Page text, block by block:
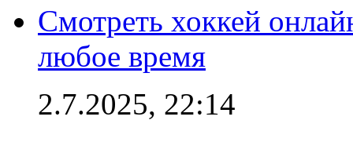
Смотреть хоккей
любое время
2.7.2025, 22:14